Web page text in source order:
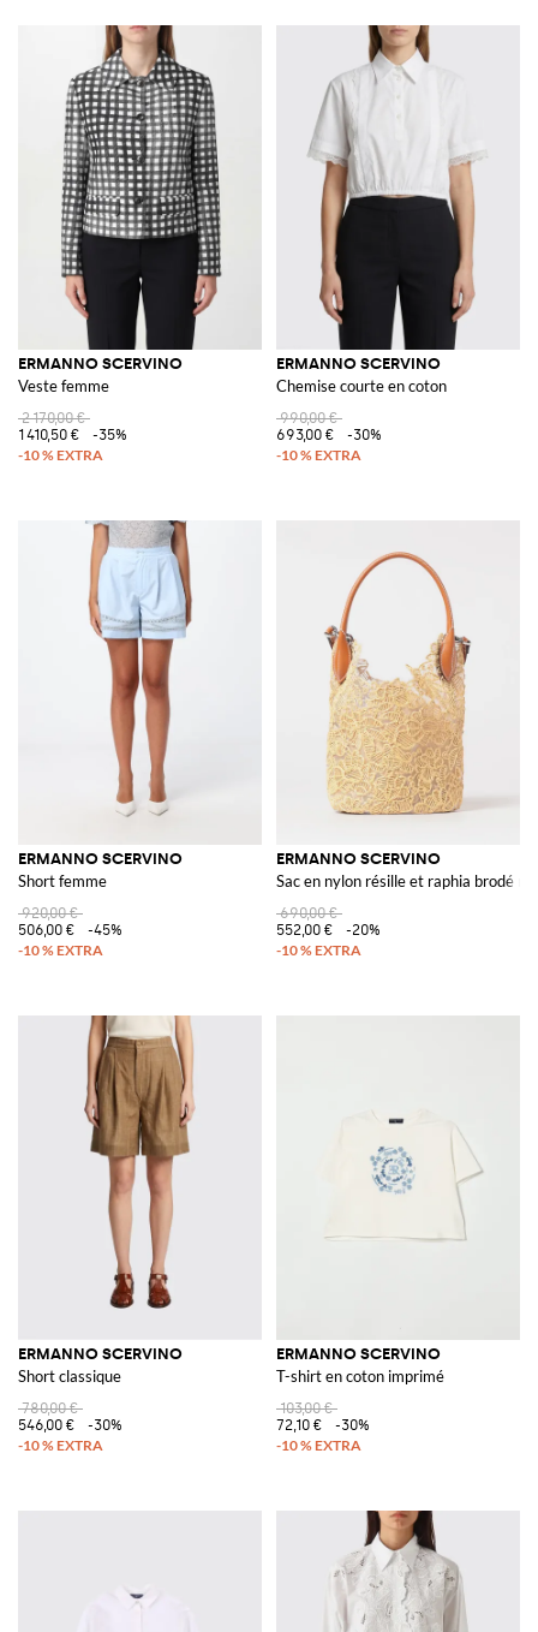
ERMANNO SCERVINO
Veste femme
2 170,00 €
1 410,50 €
-35%
ERMANNO SCERVINO
Chemise courte en coton
990,00 €
693,00 €
-30%
ERMANNO SCERVINO
Short femme
920,00 €
506,00 €
-45%
ERMANNO SCERVINO
Sac en nylon résille et raphia brodé
690,00 €
552,00 €
-20%
ERMANNO SCERVINO
Short classique
780,00 €
546,00 €
-30%
ERMANNO SCERVINO
T-shirt en coton imprimé
103,00 €
72,10 €
-30%